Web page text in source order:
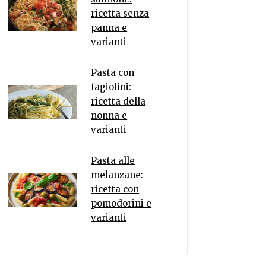
ricetta senza
panna e
varianti
Pasta con
fagiolini:
ricetta della
nonna e
varianti
Pasta alle
melanzane:
ricetta con
pomodorini e
varianti